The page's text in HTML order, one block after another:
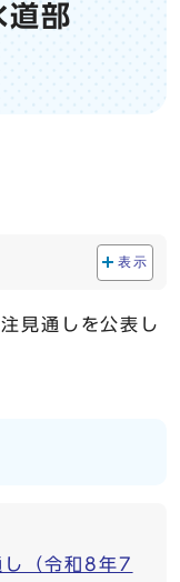
道部
表示
見通しを公表し
し（令和8年7